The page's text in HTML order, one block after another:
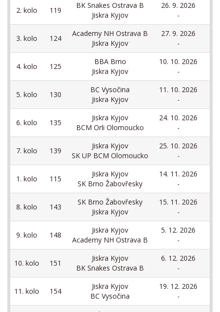
2. kolo 119
BK Snakes Ostrava B
Jiskra Kyjov
26. 9. 2026
-
3. kolo 124
Academy NH Ostrava B
Jiskra Kyjov
27. 9. 2026
-
4. kolo 125
BBA Brno
Jiskra Kyjov
10. 10. 2026
-
5. kolo 130
BC Vysočina
Jiskra Kyjov
11. 10. 2026
-
6. kolo 135
Jiskra Kyjov
BCM Orli Olomoucko
24. 10. 2026
-
7. kolo 139
Jiskra Kyjov
SK UP BCM Olomoucko
25. 10. 2026
-
1. kolo 115
Jiskra Kyjov
SK Brno Žabovřesky
14. 11. 2026
-
8. kolo 143
SK Brno Žabovřesky
Jiskra Kyjov
15. 11. 2026
-
9. kolo 148
Jiskra Kyjov
Academy NH Ostrava B
5. 12. 2026
-
10. kolo 151
Jiskra Kyjov
BK Snakes Ostrava B
6. 12. 2026
-
11. kolo 154
Jiskra Kyjov
BC Vysočina
19. 12. 2026
-